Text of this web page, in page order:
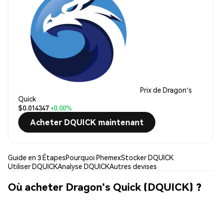
Prix de Dragon's
Quick
$0.014347+0.00%
Acheter DQUICK maintenant
Guide en 3 ÉtapesPourquoi PhemexStocker DQUICK
Utiliser DQUICKAnalyse DQUICKAutres devises
Où acheter Dragon's Quick (DQUICK) ?